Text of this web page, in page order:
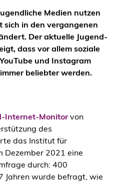
Medien nutzen
sich in den vergangenen
Der aktuelle Jugend-
dass vor allem soziale
und Instagram
beliebter werden.
Internet-Monitorvon
des
das Institut für
Dezember 2021 eine
durch: 400
Jahren wurde befragt, wie